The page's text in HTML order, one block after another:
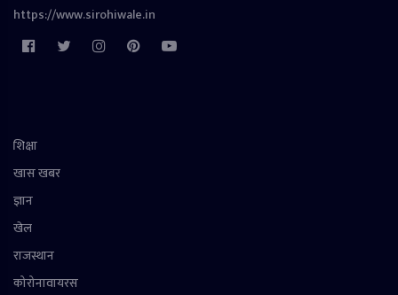
https://www.sirohiwale.in
शिक्षा
खास खबर
ज्ञान
खेल
राजस्थान
कोरोनावायरस